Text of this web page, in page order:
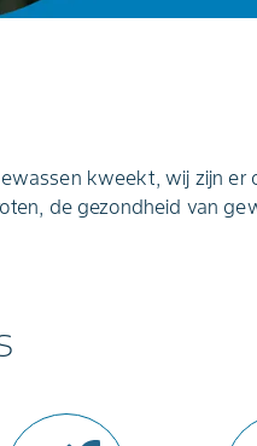
kweekt, wij zijn
de gezondheid van